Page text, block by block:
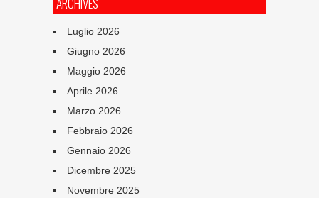
Luglio 2026
Giugno 2026
Maggio 2026
Aprile 2026
Marzo 2026
Febbraio 2026
Gennaio 2026
Dicembre 2025
Novembre 2025